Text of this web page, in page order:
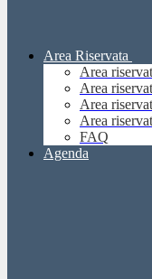
Area Riservata
Area
Area
Area
Area
FAQ
Agenda